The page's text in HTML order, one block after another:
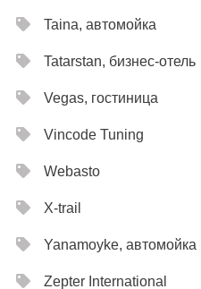
Taina, автомойка
Tatarstan, бизнес-отель
Vegas, гостиница
Vincode Tuning
Webasto
X-trail
Yanamoyke, автомойка
Zepter International